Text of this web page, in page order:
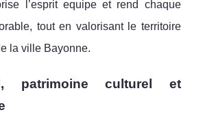
l’esprit equipe et rend chaque
tout en valorisant le territoire
la ville Bayonne.
patrimoine culturel et